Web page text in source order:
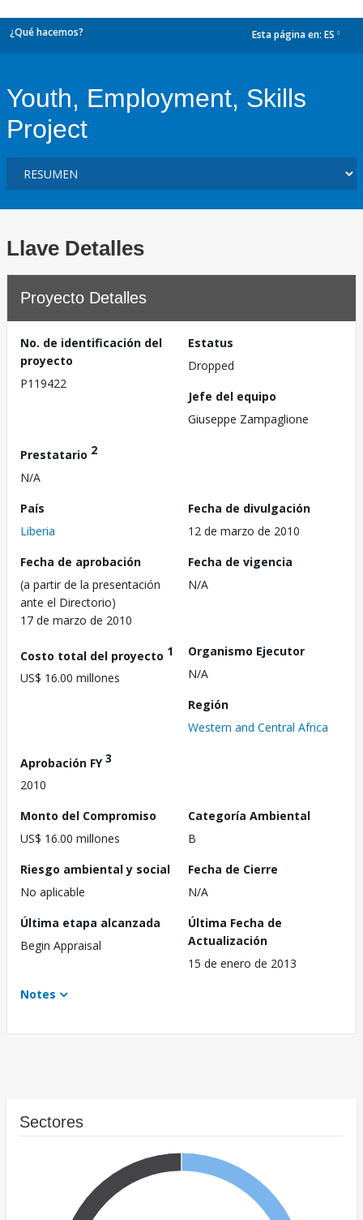
¿Qué hacemos? Esta página en: ES
Youth, Employment, Skills
Project
Llave Detalles
Proyecto Detalles
No. de identificación del
proyecto
P119422
Estatus
Dropped
Jefe del equipo
Giuseppe Zampaglione
Prestatario 2
N/A
País
Liberia
Fecha de divulgación
12 de marzo de 2010
Fecha de aprobación
(a partir de la presentación
ante el Directorio)
17 de marzo de 2010
Fecha de vigencia
N/A
Costo total del proyecto 1
US$ 16.00 millones
Organismo Ejecutor
N/A
Región
Western and Central Africa
Aprobación FY3
2010
Monto del Compromiso
US$ 16.00 millones
Categoría Ambiental
B
Riesgo ambiental y social
No aplicable
Fecha de Cierre
N/A
Última etapa alcanzada
Begin Appraisal
Última Fecha de
Actualización
15 de enero de 2013
Notes
Sectores